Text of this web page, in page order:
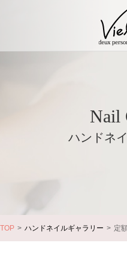
Nail
ハンドネ
TOP ハンドネイルギャラリー 定